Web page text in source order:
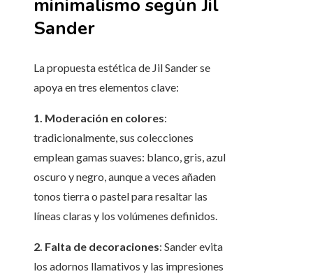
minimalismo según Jil
Sander
La propuesta estética de Jil Sander se
apoya en tres elementos clave:
1. Moderación en colores:
tradicionalmente, sus colecciones
emplean gamas suaves: blanco, gris, azul
oscuro y negro, aunque a veces añaden
tonos tierra o pastel para resaltar las
líneas claras y los volúmenes definidos.
2. Falta de decoraciones: Sander evita
los adornos llamativos y las impresiones